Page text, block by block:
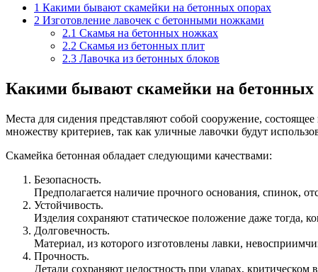
1 Какими бывают скамейки на бетонных опорах
2 Изготовление лавочек с бетонными ножками
2.1 Скамья на бетонных ножках
2.2 Скамья из бетонных плит
2.3 Лавочка из бетонных блоков
Какими бывают скамейки на бетонных
Места для сидения представляют собой сооружение,
множеству критериев, так как уличные лавочки будут
Скамейка бетонная обладает следующими качествами:
Безопасность.
Предполагается наличие прочного основания, спинок,
Устойчивость.
Изделия сохраняют статическое положение даже тогда,
Долговечность.
Материал, из которого изготовлены лавки,
Прочность.
Детали сохраняют целостность при ударах, критическом